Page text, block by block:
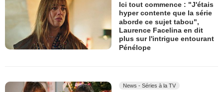
Ici tout commence : "J'étais
hyper contente que la série
aborde ce sujet tabou",
Laurence Facelina en dit
plus sur l'intrigue entourant
Pénélope
News - Séries à la TV